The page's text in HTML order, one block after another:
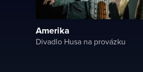
Amerika
Divadlo Husa na provázku